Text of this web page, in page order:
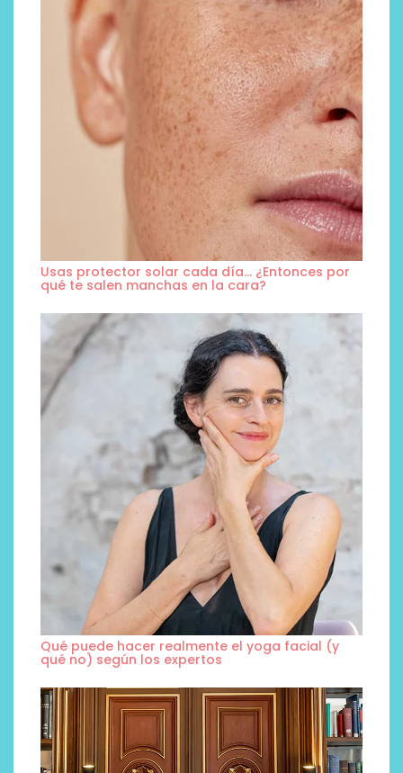
Usas protector solar cada día… ¿Entonces por
qué te salen manchas en la cara?
Qué puede hacer realmente el yoga facial (y
qué no) según los expertos